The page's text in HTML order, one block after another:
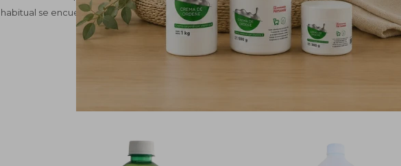
habitual se encuentra entre el 5 y el 10%.